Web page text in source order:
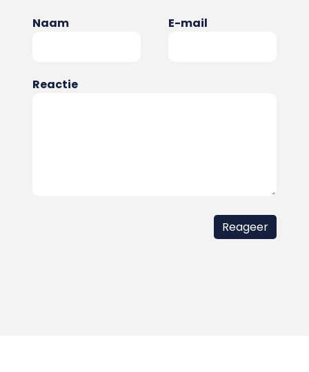
Naam E-mail
Reactie